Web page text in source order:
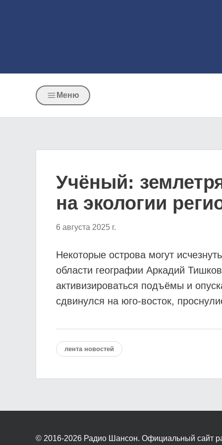
Меню
Учёный:
на экологии
6 августа 2025 г.
Некоторые острова могут
области географии Аркадий
активизироваться подъёмы и
сдвинулся на юго-восток,
лента новостей
© 2016-2026 Радио Шансон. Официальный сайт